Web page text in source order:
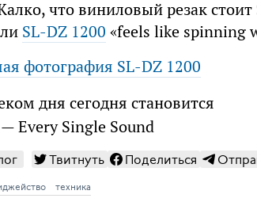
что виниловый резак
SL-DZ 1200 «feels like spinning
фотография SL-DZ 1200
дня сегодня становится
Every Single Sound
Твитнуть Поделиться
техника